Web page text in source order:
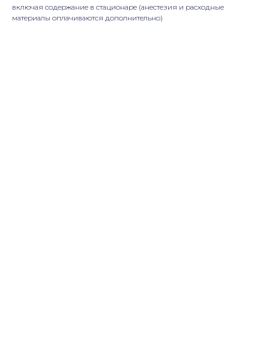
включая содержание в стационаре (анестезия и расходные
материалы оплачиваются дополнительно)